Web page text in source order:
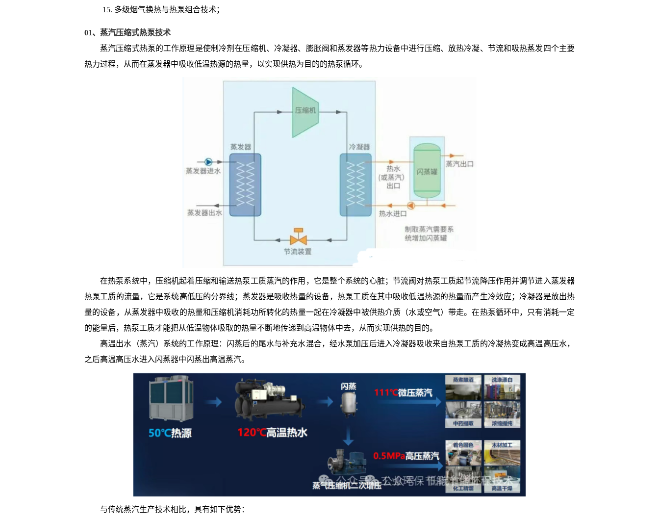
多级烟气换热与热泵组合技术；
01、蒸汽压缩式热泵技术
蒸汽压缩式热泵的工作原理是使制冷剂在压缩机、冷凝器、膨胀阀和蒸发器等热力设备中进行压缩、放热冷凝、节流和吸热蒸发四个主要
热力过程，从而在蒸发器中吸收低温热源的热量，以实现供热为目的的热泵循环。
在热泵系统中，压缩机起着压缩和输送热泵工质蒸汽的作用，它是整个系统的心脏；节流阀对热泵工质起节流降压作用并调节进入蒸发器
热泵工质的流量，它是系统高低压的分界线；蒸发器是吸收热量的设备，热泵工质在其中吸收低温热源的热量而产生冷效应；冷凝器是放出热
量的设备，从蒸发器中吸收的热量和压缩机消耗功所转化的热量一起在冷凝器中被供热介质（水或空气）带走。在热泵循环中，只有消耗一定
的能量后，热泵工质才能把从低温物体吸取的热量不断地传递到高温物体中去，从而实现供热的目的。
高温出水（蒸汽）系统的工作原理：闪蒸后的尾水与补充水混合，经水泵加压后进入冷凝器吸收来自热泵工质的冷凝热变成高温高压水，
之后高温高压水进入闪蒸器中闪蒸出高温蒸汽。
与传统蒸汽生产技术相比，具有如下优势：